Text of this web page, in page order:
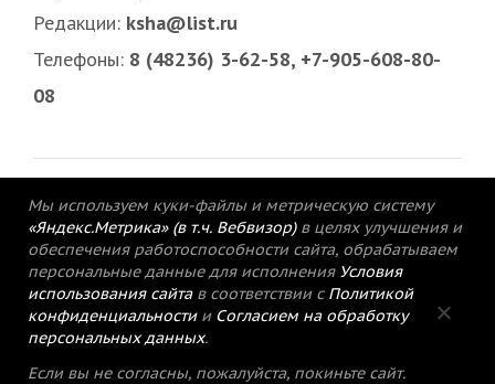
Редакции: ksha@list.ru
Телефоны: 8 (48236) 3-62-58, +7-905-608-80-
08
© 2015-2021 Редакция газеты «Кимрский
Мы используем куки-файлы и метрическую систему
«Яндекс.Метрика» (в т.ч. Вебвизор) в целях улучшения и
обеспечения работоспособности сайта, обрабатываем
персональные данные для исполнения Условия
использования сайтав соответствии с Политикой
конфиденциальностии Согласием на обработку
персональных данных.
Если вы не согласны, пожалуйста, покиньте сайт.